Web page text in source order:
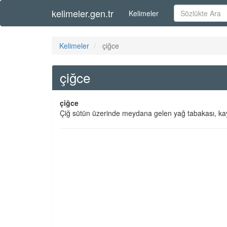
kelimeler.gen.tr Kelimeler
Kelimeler çiğce
çiğce
çiğce
Çiğ sütün üzerinde meydana gelen yağ tabakası,